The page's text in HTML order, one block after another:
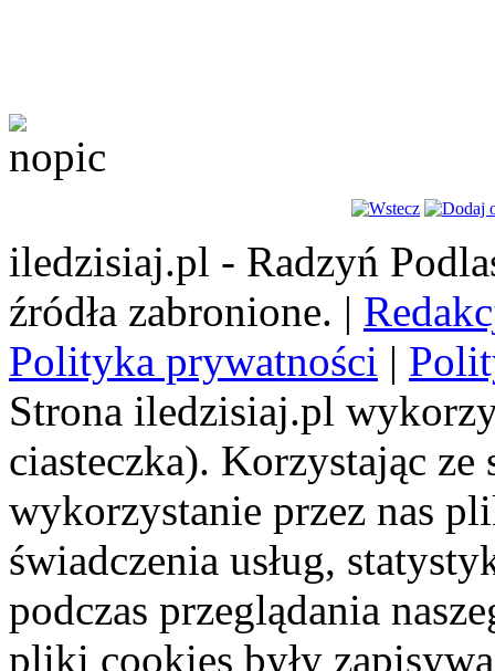
iledzisiaj.pl - Radzyń
źródła zabronione. |
Polityka prywatności |
Strona iledzisiaj.pl
ciasteczka). Korzystając
wykorzystanie przez nas
świadczenia usług,
podczas przeglądania
pliki cookies były